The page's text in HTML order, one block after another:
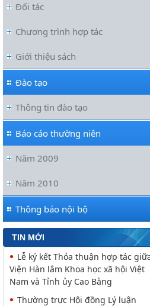
Đối tác
Chương trình hợp tác
Giới thiệu sách
Đào tạo
Thông tin đào tạo
Báo cáo thường niên
Năm 2009
Năm 2010
Thông báo nội bộ
TIN MỚI
Đối thoại ICWA – VASS lần thứ 6:
Thúc đẩy quan hệ Đối tác Chiến
lược Toàn diện tăng cường Việt Nam
Viện Hàn lâm Khoa học xã hội Việt